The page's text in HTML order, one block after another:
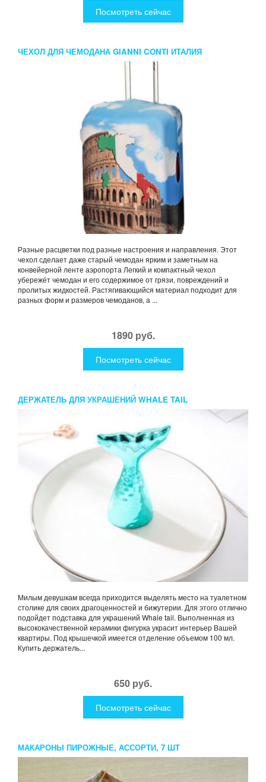
Посмотреть сейчас
ЧЕХОЛ ДЛЯ ЧЕМОДАНА GIANNI CONTI ИТАЛИЯ
Разные расцветки под разные настроения и направления. Этот
чехол сделает даже старый чемодан ярким и заметным на
конвейерной ленте аэропорта Легкий и компактный чехол
убережёт чемодан и его содержимое от грязи, повреждений и
пролитых жидкостей. Растягивающийся материал подходит для
разных форм и размеров чемоданов, а ...
1890 руб.
Посмотреть сейчас
ДЕРЖАТЕЛЬ ДЛЯ УКРАШЕНИЙ WHALE TAIL
Милым девушкам всегда приходится выделять место на туалетном
столике для своих драгоценностей и бижутерии. Для этого отлично
подойдет подставка для украшений Whale tail. Выполненная из
высококачественной керамики фигурка украсит интерьер Вашей
квартиры. Под крышечкой имеется отделение объемом 100 мл.
Купить держатель...
650 руб.
Посмотреть сейчас
МАКАРОНЫ ПИРОЖНЫЕ, АССОРТИ, 7 ШТ